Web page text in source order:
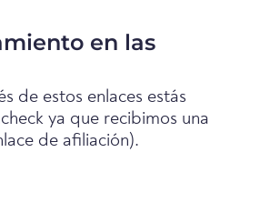
en las
de estos enlaces estás
ya que recibimos una
de afiliación).